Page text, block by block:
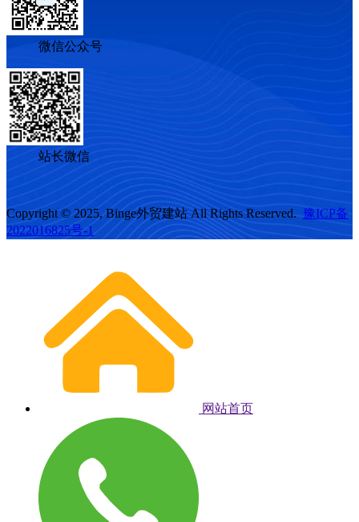
微信公众号
站长微信
Copyright © 2025, Binge外贸建站 All Rights Reserved. 豫ICP备
2022016825号-1
网站首页